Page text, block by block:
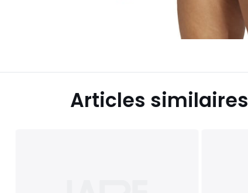
Articles similaires